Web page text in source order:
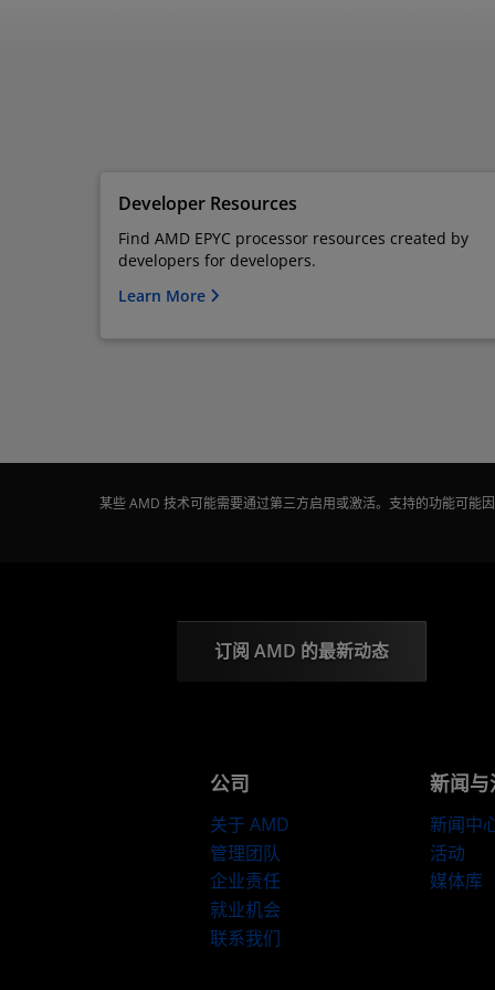
Developer Resources
Find AMD EPYC processor resources created by
developers for developers.
Learn More
某些 AMD 技术可能需要通过第三方启用或激活。支持的功能可能
订阅 AMD 的最新动态
公司
关于 AMD
管理团队
企业责任
就业机会
联系我们
新闻
新闻中
活动
媒体库